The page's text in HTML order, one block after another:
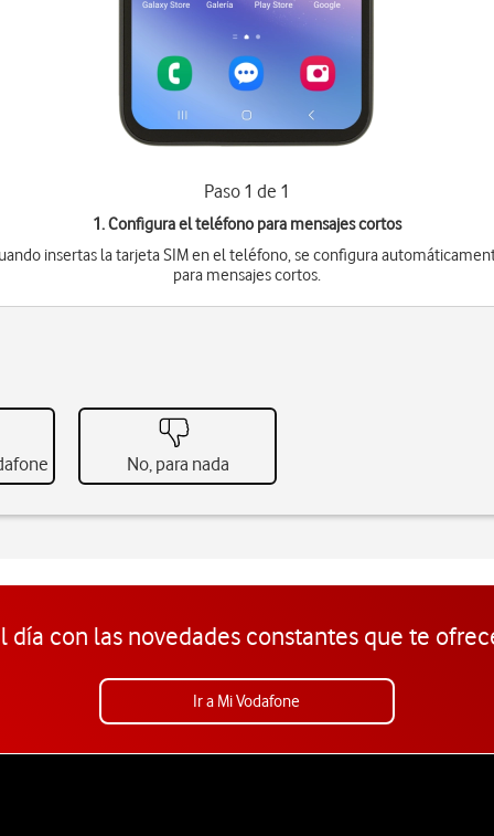
Paso 1 de 1
1. Configura el teléfono para mensajes cortos
insertas la tarjeta SIM en el teléfono, se configura
para mensajes cortos.
No, para nada
día con las novedades constantes que te
Ir a Mi Vodafone